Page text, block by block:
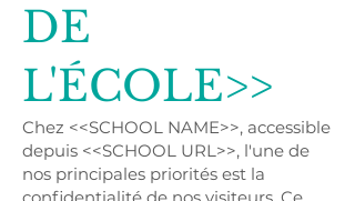
DE
L'ÉCOLE>>
Chez <<SCHOOL NAME>>, accessible
depuis <<SCHOOL URL>>, l'une de
nos principales priorités est la